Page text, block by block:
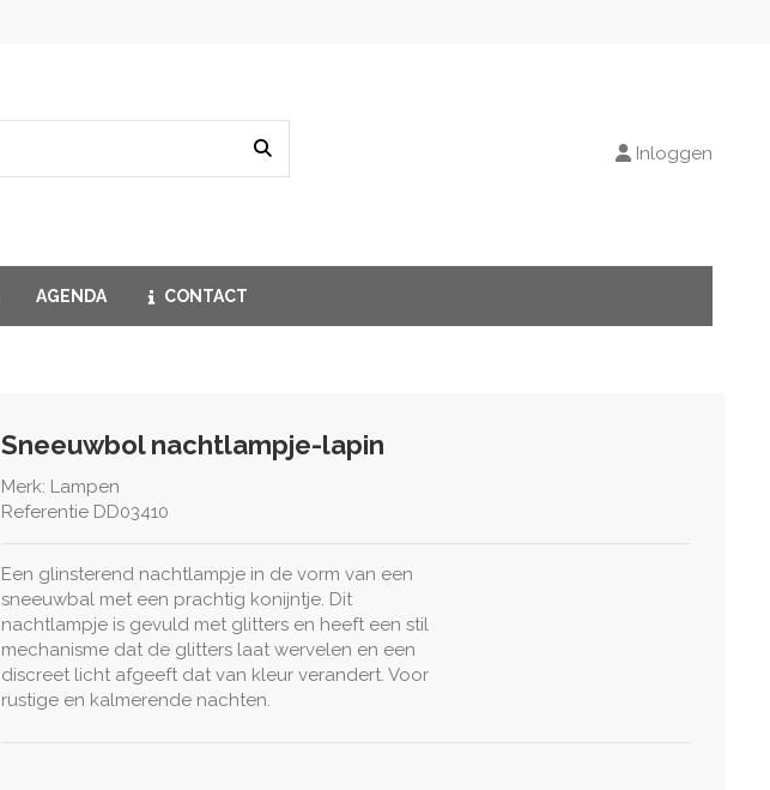
Inloggen
AGENDA CONTACT
Sneeuwbol nachtlampje-lapin
Merk: Lampen
Referentie DD03410
Een glinsterend nachtlampje in de vorm van een
sneeuwbal met een prachtig konijntje. Dit
nachtlampje is gevuld met glitters en heeft een stil
mechanisme dat de glitters laat wervelen en een
discreet licht afgeeft dat van kleur verandert. Voor
rustige en kalmerende nachten.